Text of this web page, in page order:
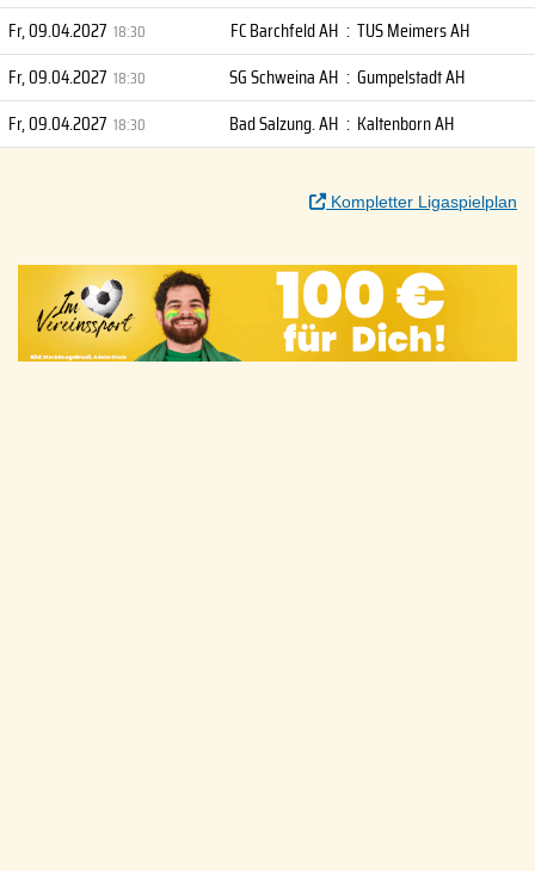
Fr, 09.04.2027 18:30 FC Barchfeld AH : TUS Meimers AH
Fr, 09.04.2027 18:30 SG Schweina AH : Gumpelstadt AH
Fr, 09.04.2027 18:30 Bad Salzung. AH : Kaltenborn AH
Kompletter Ligaspielplan